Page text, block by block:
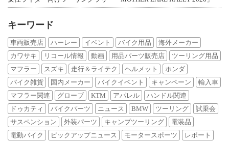
キーワード
車両販売店 ハーレー イベント バイク用品
海外メーカー
カワサキ
リコール情報 動画 用品パーツ販売店
ツーリング用品
マフラー
スズキ 走行＆ライテク ヘルメット
ホンダ
バイク雑貨
国内メーカー バイクイベント キャンペーン
輸入車
マフラー関連
グローブ KTM アパレル
ハンドル関連
ドゥカティ
バイクパーツ ニュース BMW ツーリング
試乗会
サスペンション
外装パーツ キャンプツーリング
電装品
電動バイク
ピックアップニュース モータースポーツ
レポート